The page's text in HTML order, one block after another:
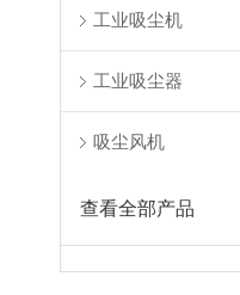
工业吸尘机
工业吸尘器
吸尘风机
查看全部产品